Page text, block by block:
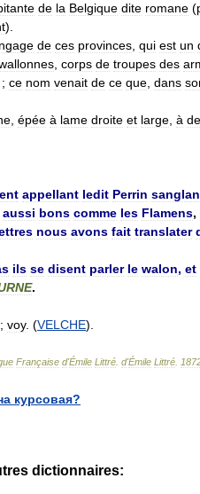
de la Belgique dite romane (
).
de ces provinces qui est un
corps de troupes des
; ce nom venait de ce que dans
épée à lame droite et large à
appellant ledit Perrin
aussi bons comme les Flamens,
nous avons fait translater
ils se disent parler le walon, et
.
; voy. (VELCHE).
Française d'Émile Littré d'Émile Littré
курсовая?
dictionnaires: